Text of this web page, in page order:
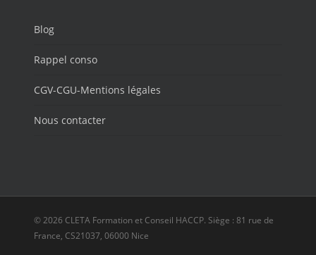
Blog
Rappel conso
CGV-CGU-Mentions légales
Nous contacter
© 2026 CLETA Formation et Conseil HACCP. Siège : 81 rue de
France, CS21037, 06000 Nice